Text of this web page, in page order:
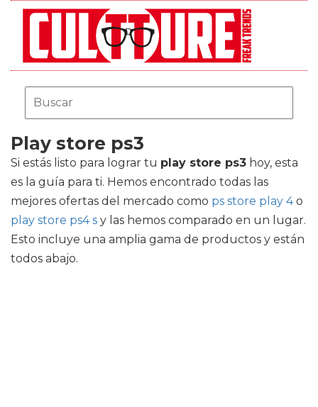
Play store ps3
Si estás listo para lograr tu play store ps3 hoy, esta
es la guía para ti. Hemos encontrado todas las
mejores ofertas del mercado como ps store play 4o
play store ps4 s y las hemos comparado en un lugar.
Esto incluye una amplia gama de productos y están
todos abajo.